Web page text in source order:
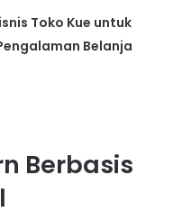
Toko Kue untuk
Belanja
Berbasis